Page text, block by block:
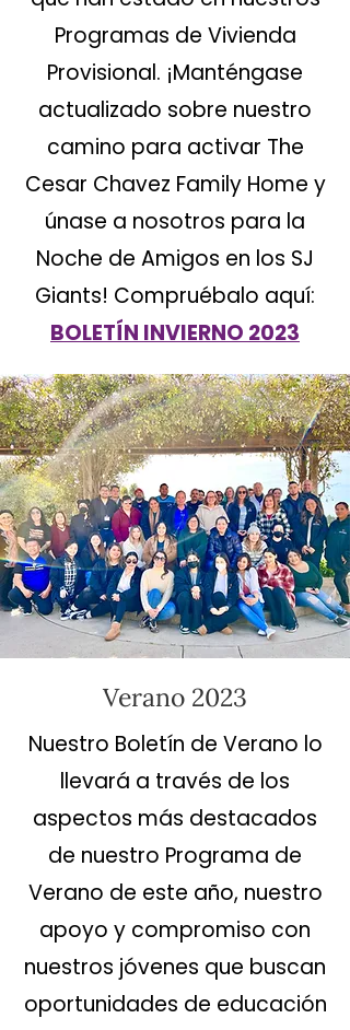
Programas de Vivienda
Provisional. ¡Manténgase
actualizado sobre nuestro
camino para activar The
Cesar Chavez Family Home y
únase a nosotros para la
Noche de Amigos en los SJ
Giants! Compruébalo aquí:
BOLETÍN INVIERNO 2023
Verano 2023
Nuestro Boletín de Verano lo
llevará a través de los
aspectos más destacados
de nuestro Programa de
Verano de este año, nuestro
apoyo y compromiso con
nuestros jóvenes que buscan
oportunidades de educación